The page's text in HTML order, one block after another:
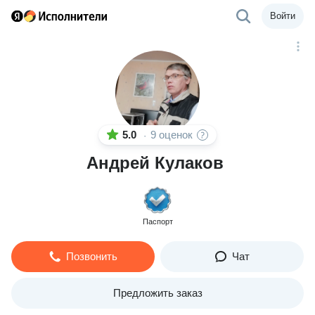
Войти
5.0 · 9 оценок
Андрей Кулаков
Паспорт
Позвонить Чат
Предложить заказ